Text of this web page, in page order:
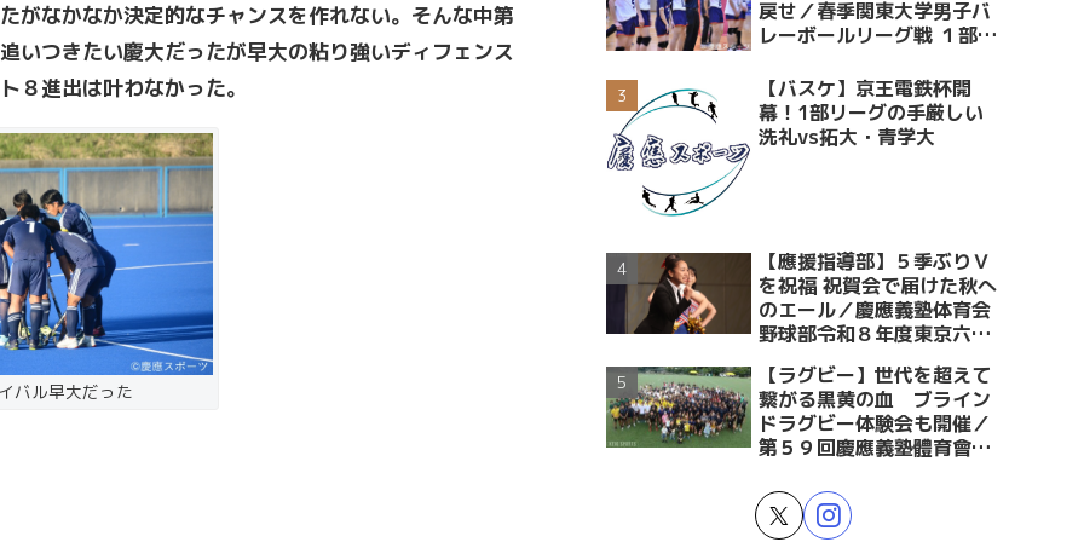
がなかなか決定的なチャンスを作れない。そんな中第
いつきたい慶大だったが早大の粘り強いディフェンス
８進出は叶わなかった。
バル早大だった
戻せ／春季関東大学男子バ
レーボールリーグ戦 １部・
【バスケ】京王電鉄杯開
幕！1部リーグの手厳しい
洗礼vs拓大・青学大
【應援指導部】５季ぶりＶ
を祝福 祝賀会で届けた秋へ
のエール／慶應義塾体育会
野球部令和８年度東京六大
賀会～後編～
【ラグビー】世代を超えて
繋がる黒黄の血 ブライン
ドラグビー体験会も開催／
第５９回慶應義塾體育會蹴